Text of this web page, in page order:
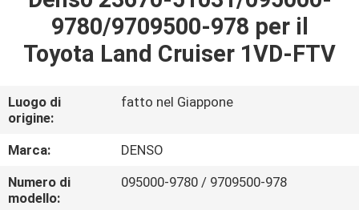
CIRCA
GIRO
DELLA
FABBRICA
9780/9709500-978 per il
Toyota Land Cruiser 1VD-FTV
Luogo di
origine:
fatto nel Giappone
Marca:
DENSO
Numero di
modello:
095000-9780 / 9709500-978